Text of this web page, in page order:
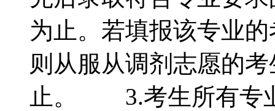
为止。若填报该专业
则从服从调剂志愿的
止。 3.考生所有专